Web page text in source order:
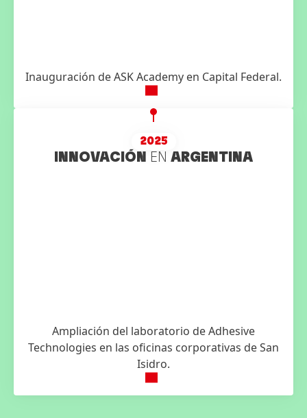
Inauguración de ASK Academy en Capital Federal.
2025
INNOVACIÓN EN ARGENTINA
Ampliación del laboratorio de Adhesive
Technologies en las oficinas corporativas de San
Isidro.